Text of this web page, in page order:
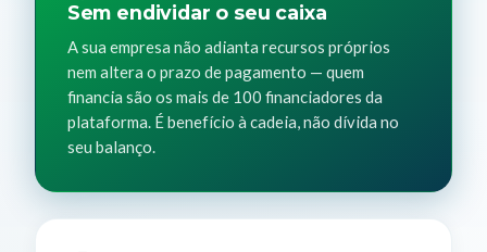
Sem endividar o seu caixa
A sua empresa não adianta recursos próprios
nem altera o prazo de pagamento — quem
financia são os mais de 100 financiadores da
plataforma. É benefício à cadeia, não dívida no
seu balanço.